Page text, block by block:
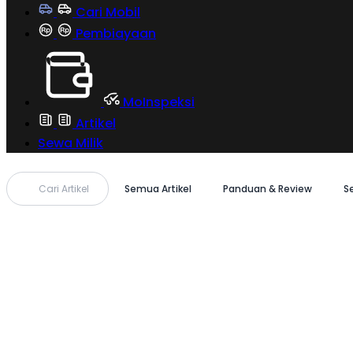
Cari Mobil
Pembiayaan
MoInspeksi
Artikel
Sewa Milik
Cari Artikel Semua Artikel Panduan & Review